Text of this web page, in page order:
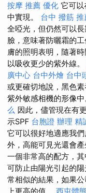
按摩 推薦 優化 它可
中實現。 台中 撥筋 推
全啞光，但仍然可以
臉，意味著防曬霜的
膚的照明表明，隨著
以吸收更少的紫外線。
廣中心 台中外燴 台中
或更確切地說，黑色
紫外敏感相機的形像中
么 因此，儘管現在有
示SPF 台胞證 辦理 精
它可以很好地適應我
外，高能可見光還會
一個非常高的配方，
可防止由陽光引起的
常相似的結果，如果
上更高的值。 西屯體